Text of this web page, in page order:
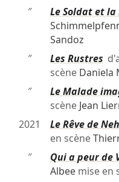
″
Le Soldat et
Sandoz
″
Les Rustres
scène Daniela
″
Le Malade
scène Jean
2021
Le Rêve de
en scène
″
Qui a peur de
Albeemise en